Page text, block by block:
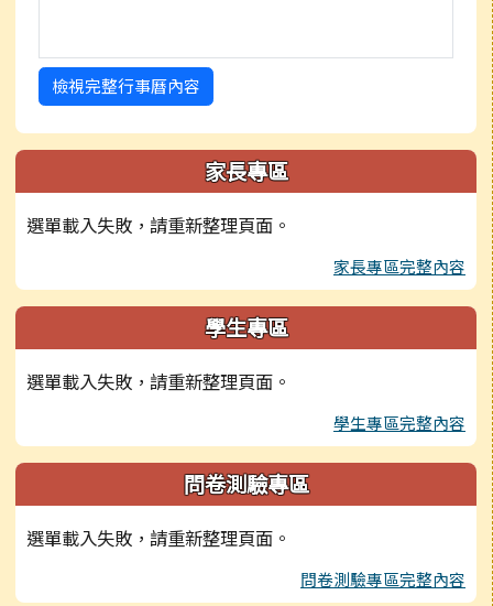
檢視完整行事曆內容
家長專區
選單載入失敗，請重新整理頁面。
家長專區完整內容
學生專區
選單載入失敗，請重新整理頁面。
學生專區完整內容
問卷測驗專區
選單載入失敗，請重新整理頁面。
問卷測驗專區完整內容